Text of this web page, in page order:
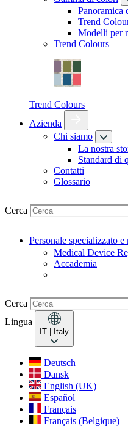
Panoramica
Trend
Modelli per
Trend Colours
Trend Colours
Azienda
Chi siamo
La nostra
Standard di
Contatti
Glossario
Cerca
Personale specializzato e
Medical Device
Accademia
Cerca
Lingua
IT | Italy
Deutsch
Dansk
English (UK)
Español
Français
Français (Belgique)